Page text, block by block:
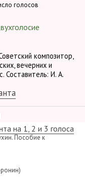
голосов
композитор,
вечерних и
Составитель: И. А.
на 1, 2 и 3 голоса
Пособие к